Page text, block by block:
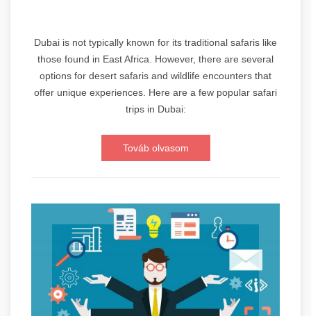
Dubai is not typically known for its traditional safaris like
those found in East Africa. However, there are several
options for desert safaris and wildlife encounters that
offer unique experiences. Here are a few popular safari
trips in Dubai:
Továb olvasom